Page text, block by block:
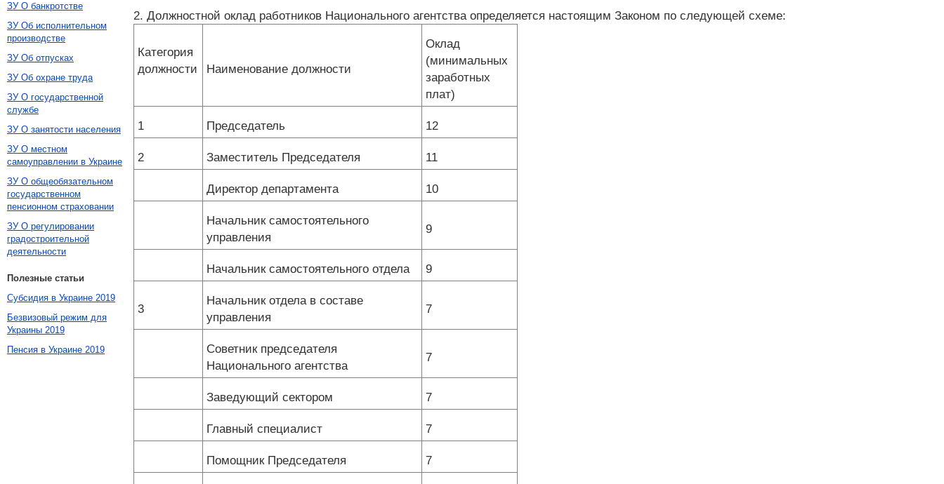
2. Должностной оклад работников Национального агентства определяется настоящим Законом по следующей схеме:
Категория
должности
Наименование должности
Оклад
(минимальных
заработных
плат)
1 Председатель 12
2 Заместитель Председателя 11
Директор департамента 10
Начальник самостоятельного
управления
9
Начальник самостоятельного отдела 9
3
Начальник отдела в составе
управления
7
Советник председателя
Национального агентства
7
Заведующий сектором 7
Главный специалист 7
Помощник Председателя 7
ЗУ О банкротстве
ЗУ Об исполнительном
производстве
ЗУ Об отпусках
ЗУ Об охране труда
ЗУ О государственной
службе
ЗУ О занятости населения
ЗУ О местном
самоуправлении в Украине
ЗУ О общеобязательном
государственном
пенсионном страховании
ЗУ О регулировании
градостроительной
деятельности
Полезные статьи
Субсидия в Украине 2019
Безвизовый режим для
Украины 2019
Пенсия в Украине 2019